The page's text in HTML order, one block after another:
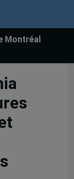
Montréal